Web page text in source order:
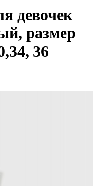
девочек
размер
36